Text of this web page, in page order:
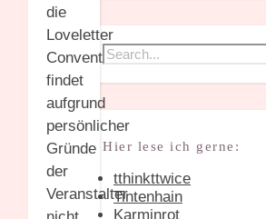
die
Loveletter
Convention
findet
aufgrund
persönlicher
Gründe
der
Veranstalter
Hier lese ich gerne:
tthinkttwice
Tintenhain
Karminrot